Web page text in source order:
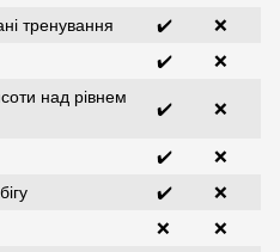
тренування
✔️
❌
✔️
❌
над рівнем
✔️ ❌
✔️
❌
✔️
❌
❌
❌